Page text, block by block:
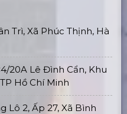
Trì, Xã Phúc Thịnh, Hà
20A Lê Đình Cẩn, Khu
Hồ Chí Minh
Lô 2, Ấp 27, Xã Bình